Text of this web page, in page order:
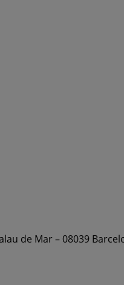
de Mar – 08039